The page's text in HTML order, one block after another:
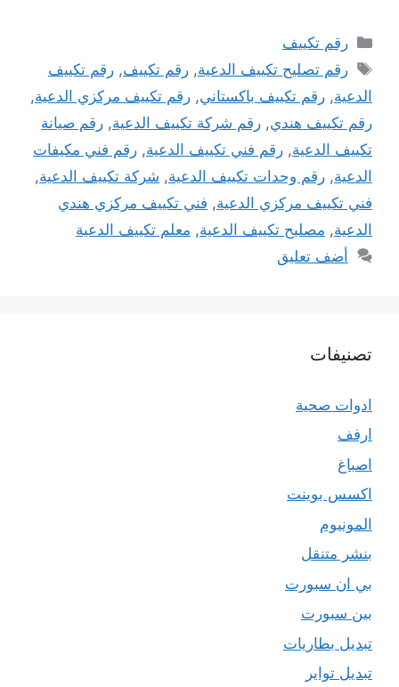
التصنيفات
رقم تكييف
الوسوم
رقم تصليح تكييف الدعية,رقم تكييف,رقم تكييف
الدعية, رقم تكييف باكستاني, رقم تكييف مركزي الدعية,
رقم تكييف هندي, رقم شركة تكييف الدعية, رقم صيانة
تكييف الدعية, رقم فني تكييف الدعية, رقم فني مكيفات
الدعية, رقم وحدات تكييف الدعية, شركة تكييف الدعية,
فني تكييف مركزي الدعية, فني تكييف مركزي هندي
الدعية, مصليح تكييف الدعية, معلم تكييف الدعية
أضف تعليق
تصنيفات
ادوات صحية
ارفف
اصباغ
اكسس بوينت
المونيوم
بنشر متنقل
بي ان سبورت
بين سبورت
تبديل بطاريات
تبديل تواير